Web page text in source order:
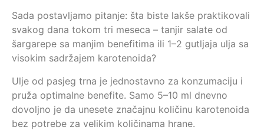
Sada postavljamo pitanje: šta biste lakše praktikovali
svakog dana tokom tri meseca – tanjir salate od
šargarepe sa manjim benefitima ili 1–2 gutljaja ulja sa
visokim sadržajem karotenoida?
Ulje od pasjeg trna je jednostavno za konzumaciju i
pruža optimalne benefite. Samo 5–10 ml dnevno
dovoljno je da unesete značajnu količinu karotenoida
bez potrebe za velikim količinama hrane.